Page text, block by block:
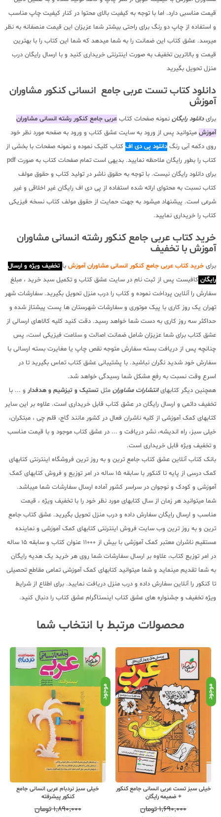
قیمت مناسبی دارد. اما با توجه به کیفیت بالای محتوا در کنار کیفیت چاپ مناسب
و استفاده از چاپ دو رنگ برای راحتی بیشتر شما عزیزان این قیمت منصفانه به نظر
میرسد. عشق کتاب این ضمانت را به شما میدهد که شما این کتاب را با بهترین
قیمت و بالاترین تخفیف به صورت اینترنتی خریداری کنید و با ارسال رایگان درب
منزل تحویل بگیرید
دانلود کتاب تست عربی جامع انسانی کنکور مشاوران
آموزش
برایدانلود رایگان نمونه صفحات کتاب عربی جامع کنکور رشته انسانی مشاوران
آموزش میتوانید پس از ورود به سایت عشق کتاب و ورود به صفحه مورد نظر خود
روی دکمه آبی رنگ دانلود پی دی اف کتاب کلیک نموده و نمونه صفحات با بخشی از
کتاب را بطور رایگان ملاحظه نمایید. بدیهی است تمام صفحات کتاب به صورت pdf
برای دانلود رایگان نیست. با توجه به حقوق ناشر در تولید کتاب و حقوق مولف
کتاب نسبت به محتوای ارائه شده استفاده از پی دی اف رایگان غیر اخلاقی و غیر
شرعی است. پیشنهاد میشود به جهت حمایت از حقوق مولف کتاب نسخه فیزیکی
کتاب را خریداری نمایید.
خرید کتاب عربی جامع کنکور رشته انسانی مشاوران
آموزش با تخفیف
برای خرید کتاب عربی جامع کنکور انسانی مشاوران آموزش با تخفیف ویژه و ارسال
رایگان کافیست پس از ثبت نام در سایت عشق کتاب و تکمیل سبد خرید ، مبلغ
سفارش را آنلاین پرداخت نموده و کتاب را درب منزل تحویل بگیرید. سفارشات شهر
تهران یک روز کاری با پیک موتوری و سفارشات شهرستان ها پست پیشتاز شده و
حداکثر سه روز کاری به دست شما خواهد رسید. دقت کنید کلیه کالاهای ارسالی از
عشق کتاب برای شما عزیزان شامل ضمانت اصالت و سلامت فیزیکی است، پس
چنانچه پس از دریافت بسته سفارش متوجه نقص چاپ یا مغایرت بسته ارسالی با
سفارش خود شدید نگران نباشید. با پشتیبانی عشق کتاب تماس بگیرید تا در
اسرع وقت نسبت به رفع مشکل شما رسیدگی خواهد شد.
همچنین دیگر کتابهایانتشارات مشاوران مثل تستیک و تیزشیم و هدفدار و ... با
تخفیف دائمی و ارسال رایگان در عشق کتاب قابل خریداری است. علاوه بر این سایر
کتابهای کمک آموزشی از کلیه ناشران فعال در کشور مانند گاج، قلم چی ، مبتکران،
خیلی سبز، راه اندیشه، نشر دریافت و ... در عشق کتاب موجود و با قیمت مناسب
و تخفیف ویژه قابل خریداری است.
بانک کتاب آنلاین عشق کتاب جامع ترین و به روز ترین فروشگاه اینترنتی کتابهای
کمک درسی از پایه تا کنکور با سابقه 15 ساله در امر توزیع و فروش کتابهای کمک
آموزشی و کودک و نوجوان در سراسر کشور آماده ارسال سفارشات شما میباشد.
شما میتوانید هر زمان از سال کتابهای مورد نظر خود را با تخفیف ویژه ، قیمت
مناسب و ارسال رایگان سفارش داده و درب منزل تحویل بگیرید. عشق کتاب جامع
ترین و به روز ترین وب سایت فروش اینترنتی کتابهای کمک آموزشی و نماینده
مستقیم ناشران معتبر کمک آموزشی با بیش از 11000 عنوان کتاب و سابقه 15 ساله
در امر توزیع کتاب، علاوه بر ارسال سفارشات شما روی هر خرید یک هدیه رایگان
به شما تقدیم مینماید و شما میتوانید کتابهای کمک آموزشی تمامی مقاطع تحصیلی
تا کنکور را آنلاین سفارش داده و درب منزل دریافت نمایید. برای اطلاع از شرایط
ویژه تخفیف و جشنواره های عشق کتاب اینستاگرام عشق کتاب را دنبال کنید.
محصولات مرتبط با انتخاب شما
موجود
خیلی سبز نردبام عربی انسانی جامع
کنکور پیشرفته
۱,۸۹۰,۰۰۰تومان
موجود
مهروماه لقمه طلایی درسنامه عربی کنکور
۲۹۰,۰۰۰تومان